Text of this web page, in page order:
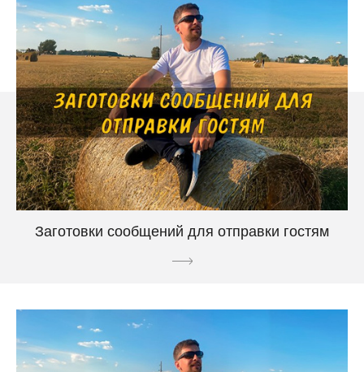
Заготовки сообщений для отправки гостям